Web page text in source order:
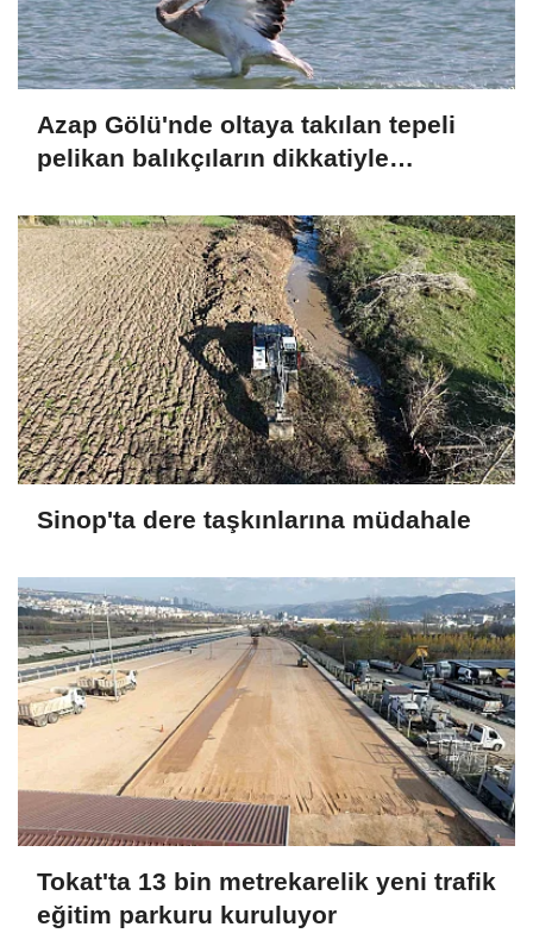
Azap Gölü'nde oltaya takılan tepeli
pelikan balıkçıların dikkatiyle
Sinop'ta dere taşkınlarına müdahale
Tokat'ta 13 bin metrekarelik yeni trafik
eğitim parkuru kuruluyor